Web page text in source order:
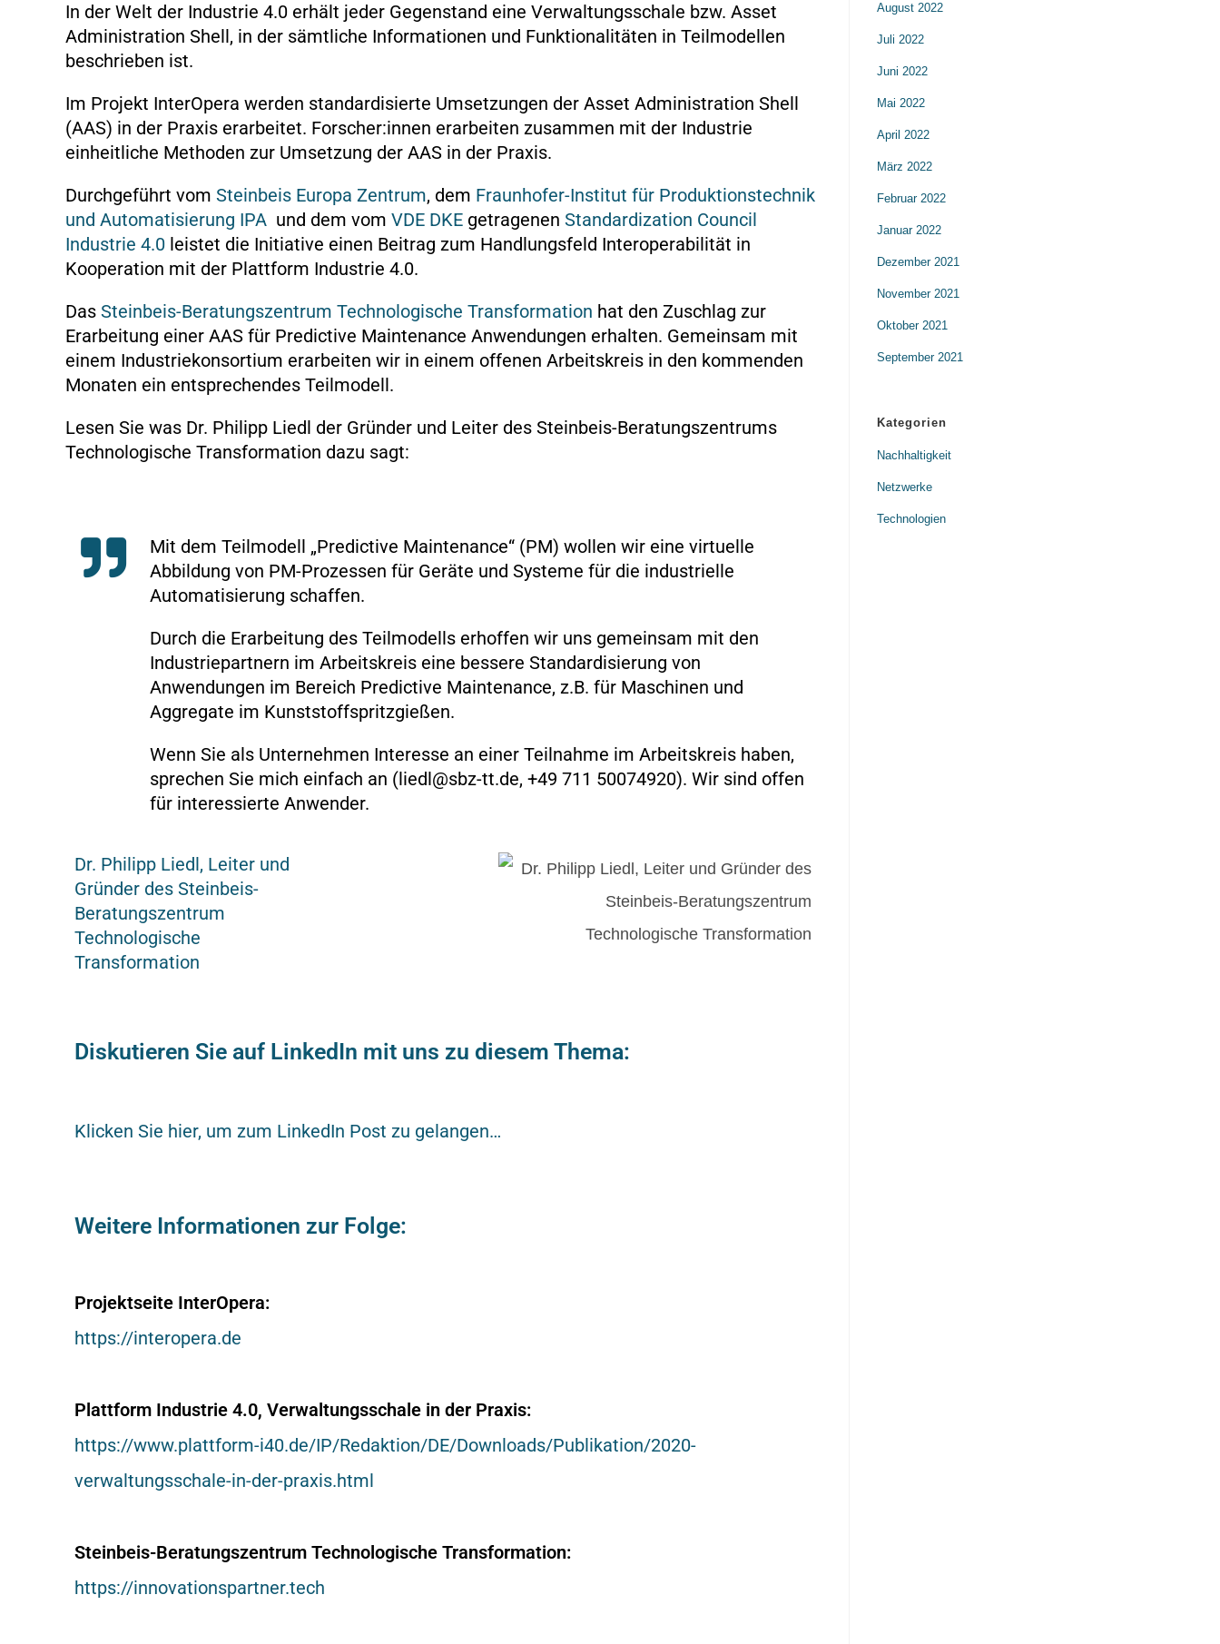
In der Welt der Industrie 4.0 erhält jeder Gegenstand eine Verwaltungsschale bzw. Asset
Administration Shell, in der sämtliche Informationen und Funktionalitäten in Teilmodellen
beschrieben ist.
Im Projekt InterOpera werden standardisierte Umsetzungen der Asset Administration Shell
(AAS) in der Praxis erarbeitet. Forscher:innen erarbeiten zusammen mit der Industrie
einheitliche Methoden zur Umsetzung der AAS in der Praxis.
Durchgeführt vom Steinbeis Europa Zentrum, dem Fraunhofer-Institut für Produktionstechnik
und Automatisierung IPA und dem vom VDE DKE getragenen Standardization Council
Industrie 4.0 leistet die Initiative einen Beitrag zum Handlungsfeld Interoperabilität in
Kooperation mit der Plattform Industrie 4.0.
Das Steinbeis-Beratungszentrum Technologische Transformation hat den Zuschlag zur
Erarbeitung einer AAS für Predictive Maintenance Anwendungen erhalten. Gemeinsam mit
einem Industriekonsortium erarbeiten wir in einem offenen Arbeitskreis in den kommenden
Monaten ein entsprechendes Teilmodell.
Lesen Sie was Dr. Philipp Liedl der Gründer und Leiter des Steinbeis-Beratungszentrums
Technologische Transformation dazu sagt:
Mit dem Teilmodell „Predictive Maintenance“ (PM) wollen wir eine virtuelle
Abbildung von PM-Prozessen für Geräte und Systeme für die industrielle
Automatisierung schaffen.
Durch die Erarbeitung des Teilmodells erhoffen wir uns gemeinsam mit den
Industriepartnern im Arbeitskreis eine bessere Standardisierung von
Anwendungen im Bereich Predictive Maintenance, z.B. für Maschinen und
Aggregate im Kunststoffspritzgießen.
Wenn Sie als Unternehmen Interesse an einer Teilnahme im Arbeitskreis haben,
sprechen Sie mich einfach an (liedl@sbz-tt.de, +49 711 50074920). Wir sind offen
für interessierte Anwender.
Dr. Philipp Liedl, Leiter und
Gründer des Steinbeis-
Beratungszentrum
Technologische
Transformation
Diskutieren Sie auf LinkedIn mit uns zu diesem Thema:
Klicken Sie hier, um zum LinkedIn Post zu gelangen…
Weitere Informationen zur Folge:
Projektseite InterOpera:
https://interopera.de
Plattform Industrie 4.0, Verwaltungsschale in der Praxis:
https://www.plattform-i40.de/IP/Redaktion/DE/Downloads/Publikation/2020-
verwaltungsschale-in-der-praxis.html
Steinbeis-Beratungszentrum Technologische Transformation:
https://innovationspartner.tech
August 2022
Juli 2022
Juni 2022
Mai 2022
April 2022
März 2022
Februar 2022
Januar 2022
Dezember 2021
November 2021
Oktober 2021
September 2021
Kategorien
Nachhaltigkeit
Netzwerke
Technologien